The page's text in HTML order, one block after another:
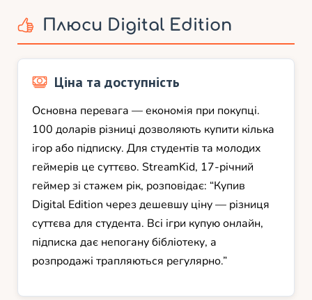
Плюси Digital Edition
Ціна та доступність
Основна перевага — економія при покупці.
100 доларів різниці дозволяють купити кілька
ігор або підписку. Для студентів та молодих
геймерів це суттєво. StreamKid, 17-річний
геймер зі стажем рік, розповідає: “Купив
Digital Edition через дешевшу ціну — різниця
суттєва для студента. Всі ігри купую онлайн,
підписка дає непогану бібліотеку, а
розпродажі трапляються регулярно.”